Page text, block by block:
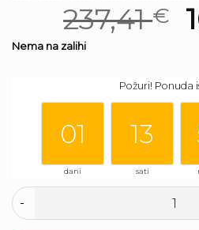
Izvorna
cijena
je:
237,41 €.
237,41€
Nema na zalihi
Požuri! Ponuda
01
dani
13
sati